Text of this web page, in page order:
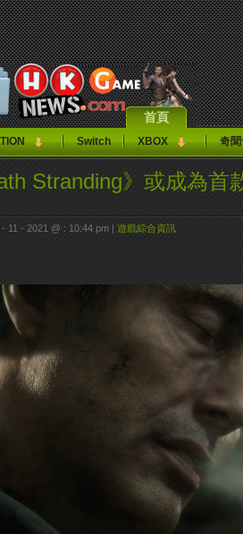
首頁
Switch XBOX 奇
Stranding》或成為
11 - 2021 @ : 10:44 pm | 遊戲綜合資訊